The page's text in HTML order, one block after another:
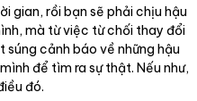
gian, rồi bạn sẽ phải chịu hậu
mà từ việc từ chối thay đổi
súng cảnh báo về những hậu
để tìm ra sự thật. Nếu như,
đó.